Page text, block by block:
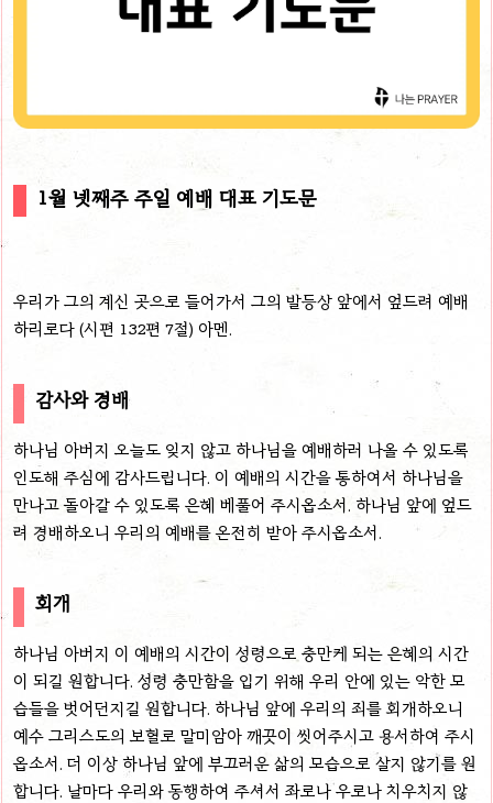
1월 넷째주 주일 예배 대표 기도문
우리가 그의 계신 곳으로 들어가서 그의 발등상 앞에서 엎드려 예배
하리로다 (시편 132편 7절) 아멘.
감사와 경배
하나님 아버지 오늘도 잊지 않고 하나님을 예배하러 나올 수 있도록
인도해 주심에 감사드립니다. 이 예배의 시간을 통하여서 하나님을
만나고 돌아갈 수 있도록 은혜 베풀어 주시옵소서. 하나님 앞에 엎드
려 경배하오니 우리의 예배를 온전히 받아 주시옵소서.
회개
하나님 아버지 이 예배의 시간이 성령으로 충만케 되는 은혜의 시간
이 되길 원합니다. 성령 충만함을 입기 위해 우리 안에 있는 악한 모
습들을 벗어던지길 원합니다. 하나님 앞에 우리의 죄를 회개하오니
예수 그리스도의 보혈로 말미암아 깨끗이 씻어주시고 용서하여 주시
옵소서. 더 이상 하나님 앞에 부끄러운 삶의 모습으로 살지 않기를 원
합니다. 날마다 우리와 동행하여 주셔서 좌로나 우로나 치우치지 않